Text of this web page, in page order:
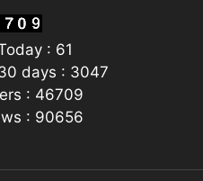
: 61
days : 3047
: 46709
: 90656